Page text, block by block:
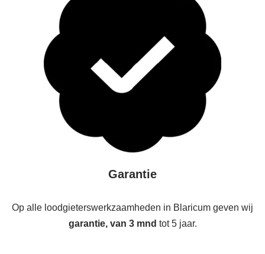
Garantie
Op alle loodgieterswerkzaamheden in Blaricum geven wij
garantie, van 3 mnd tot 5 jaar.